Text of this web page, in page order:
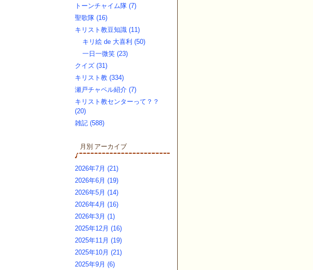
トーンチャイム隊 (7)
聖歌隊 (16)
キリスト教豆知識 (11)
キリ絵 de 大喜利 (50)
一日一微笑 (23)
クイズ (31)
キリスト教 (334)
瀬戸チャペル紹介 (7)
キリスト教センターって？？
(20)
雑記 (588)
月別 アーカイブ
2026年7月 (21)
2026年6月 (19)
2026年5月 (14)
2026年4月 (16)
2026年3月 (1)
2025年12月 (16)
2025年11月 (19)
2025年10月 (21)
2025年9月 (6)